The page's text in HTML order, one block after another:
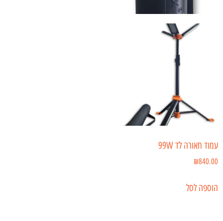
עמוד תאורה לד 99W
₪840.00
הוספה לסל